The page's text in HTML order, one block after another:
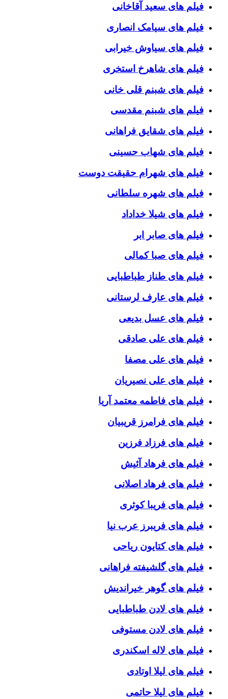
فیلم های سعید آقاخانی
فیلم های سیامک انصاری
فیلم های سیاوش خیرابی
فیلم های شاهرخ استخری
فیلم های شبنم قلی خانی
فیلم های شبنم مقدسی
فیلم های شقایق فراهانی
فیلم های شهاب حسینی
فیلم های شهرام حقیقت دوست
فیلم های شهره سلطانی
فیلم های شیلا خداداد
فیلم های صابر ابر
فیلم های صبا کمالی
فیلم های طناز طباطبایی
فیلم های عارف لرستانی
فیلم های عسل بدیعی
فیلم های علی صادقی
فیلم های علی مصفا
فیلم های علی نصیریان
فیلم های فاطمه معتمد آریا
فیلم های فرامرز قریبیان
فیلم های فرزاد فرزین
فیلم های فرهاد آئیش
فیلم های فرهاد اصلانی
فیلم های فریبا کوثری
فیلم های فریبرز عرب نیا
فیلم های کتایون ریاحی
فیلم های گلشیفته فراهانی
فیلم های گوهر خیراندیش
فیلم های لادن طباطبایی
فیلم های لادن مستوفی
فیلم های لاله اسکندری
فیلم های لیلا اوتادی
فیلم های لیلا حاتمی